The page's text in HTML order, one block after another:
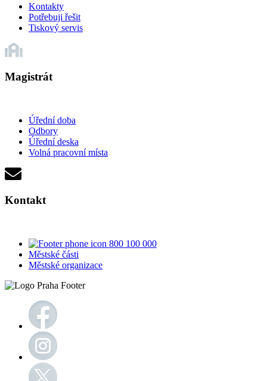
Kontakty
Potřebuji řešit
Tiskový servis
Magistrát
Úřední doba
Odbory
Úřední deska
Volná pracovní místa
Kontakt
800 100 000
Městské části
Městské organizace